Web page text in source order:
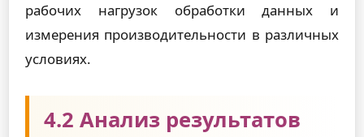
рабочих нагрузок обработки данных и
измерения производительности в различных
условиях.
4.2 Анализ результатов